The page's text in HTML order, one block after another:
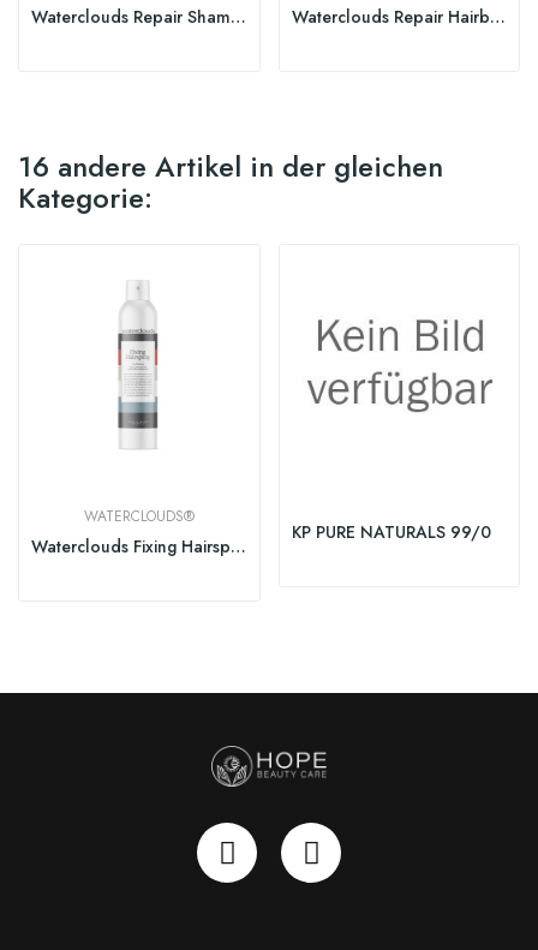
Waterclouds Repair Shampoo Waterclouds Repair Hairbutter 250ml
16 andere Artikel in der gleichen
Kategorie:
WATERCLOUDS®
Waterclouds Fixing Hairspray 250ml
KP PURE NATURALS 99/0